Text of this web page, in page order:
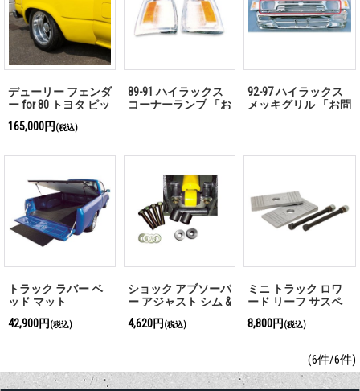
デューリー フェンダ
ー for 80 トヨタ ピッ
165,000円 (税込)
89-91 ハイラックス
コーナーランプ 「お
92-97 ハイラックス
メッキグリル 「お問
トラック ラバー ベ
ッド マット
42,900円 (税込)
ショック アブソーバ
ー アジャスト シム &
4,620円 (税込)
ミニ トラック ロワ
ード リーフ サスペ
ンチ
8,800円 (税込)
(6件/6件)